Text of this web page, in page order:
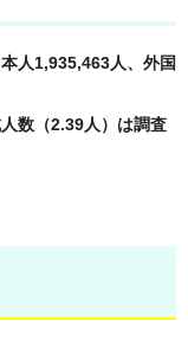
人1,935,463人、外国
数（2.39人）は調査